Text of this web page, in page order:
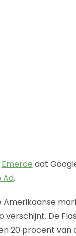
Emerce dat
Ad.
Amerikaanse
verschijnt. De
20 procent van